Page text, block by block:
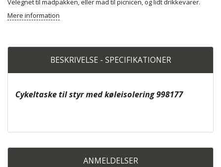
Velegnet til madpakken, eller mad til picnicen, og lidt drikkevarer.
Mere information
BESKRIVELSE - SPECIFIKATIONER
Cykeltaske til styr med køleisolering 998177
ANMELDELSER